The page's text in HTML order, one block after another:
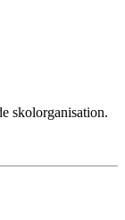
skolorganisation.